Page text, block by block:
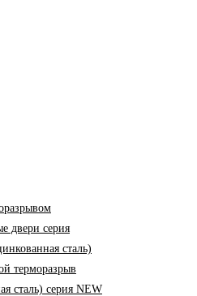
двери серия
сталь)
терморазрыв
сталь) серия NEW